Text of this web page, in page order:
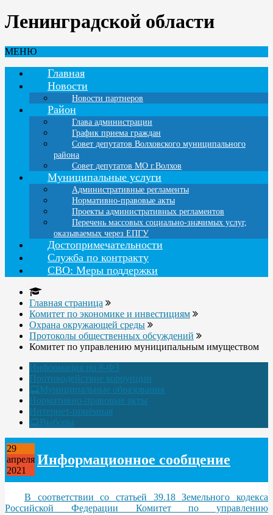
Ленинградской области
МЕНЮ
Главная
Новости
Новости партнеров
Район
Глава администрации
График приема граждан
Совет депутатов Волховского муниципального
района
Совет депутатов МО г.Волхов
Муниципальные услуги
Административные регламенты
Нормативно-правовые акты
Проекты административных регламентов
Перечень массовых социально-значимых услуг,
оказываемых через ЕПГУ
Достопримечательности
Служба по контракту
СВО: Меры поддержки
Главная страница
Комитет по экономике и инвестициям
Охрана окружающей среды
Протоколы общественных обсуждений
Комитет по управлению муниципальным имуществом
Информация по 8-ФЗ
Противодействие коррупции
Муниципальные образования
Нормативно-правовые акты
Интернет-приёмная
Выборы
29
апреля
2021
Информационное сообщение
В соответствии со статьей 39.18 Земельного кодекса
Российской Федерации Комитет по управлению